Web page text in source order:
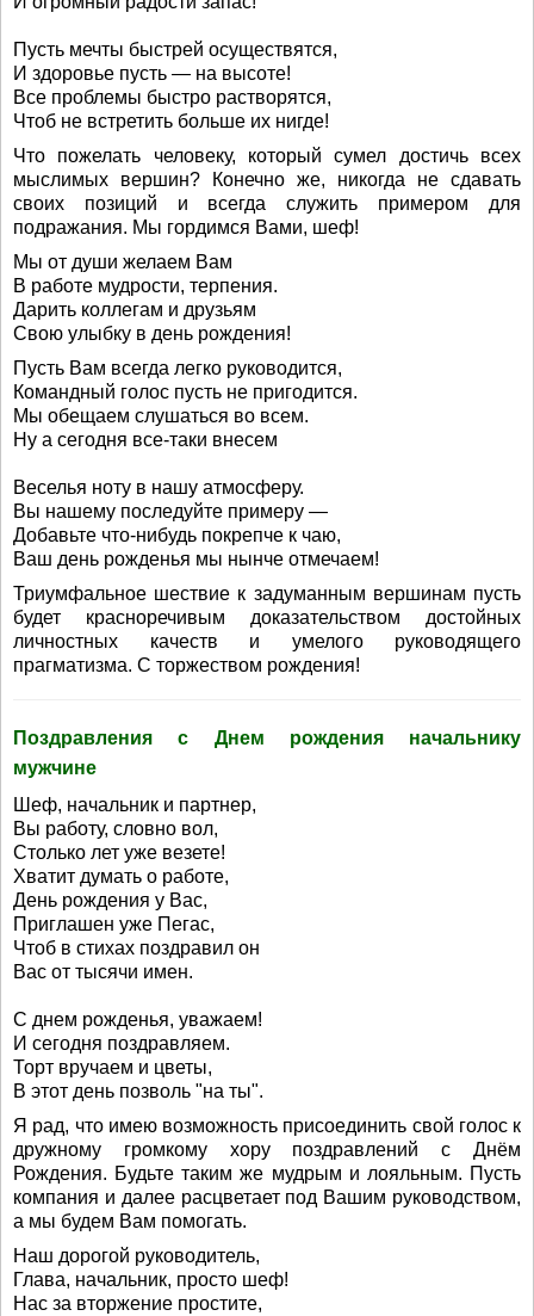
Пусть мечты быстрей осуществятся,
И здоровье пусть — на высоте!
Все проблемы быстро растворятся,
Чтоб не встретить больше их нигде!
Что пожелать человеку, который сумел достичь всех
мыслимых вершин? Конечно же, никогда не сдавать
своих позиций и всегда служить примером для
подражания. Мы гордимся Вами, шеф!
Мы от души желаем Вам
В работе мудрости, терпения.
Дарить коллегам и друзьям
Свою улыбку в день рождения!
Пусть Вам всегда легко руководится,
Командный голос пусть не пригодится.
Мы обещаем слушаться во всем.
Ну а сегодня все-таки внесем
Веселья ноту в нашу атмосферу.
Вы нашему последуйте примеру —
Добавьте что-нибудь покрепче к чаю,
Ваш день рожденья мы нынче отмечаем!
Триумфальное шествие к задуманным вершинам пусть
будет красноречивым доказательством достойных
личностных качеств и умелого руководящего
прагматизма. С торжеством рождения!
Поздравления с Днем рождения начальнику
мужчине
Шеф, начальник и партнер,
Вы работу, словно вол,
Столько лет уже везете!
Хватит думать о работе,
День рождения у Вас,
Приглашен уже Пегас,
Чтоб в стихах поздравил он
Вас от тысячи имен.
С днем рожденья, уважаем!
И сегодня поздравляем.
Торт вручаем и цветы,
В этот день позволь "на ты".
Я рад, что имею возможность присоединить свой голос к
дружному громкому хору поздравлений с Днём
Рождения. Будьте таким же мудрым и лояльным. Пусть
компания и далее расцветает под Вашим руководством,
а мы будем Вам помогать.
Наш дорогой руководитель,
Глава, начальник, просто шеф!
Нас за вторжение простите,